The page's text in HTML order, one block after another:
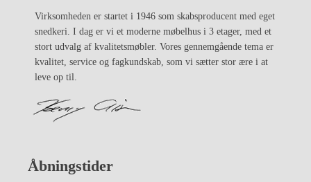
Virksomheden er startet i 1946 som skabsproducent med eget
snedkeri. I dag er vi et moderne møbelhus i 3 etager, med et
stort udvalg af kvalitetsmøbler. Vores gennemgående tema er
kvalitet, service og fagkundskab, som vi sætter stor ære i at
leve op til.
Åbningstider